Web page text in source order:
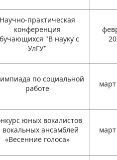
практическая
конференция
"В науку с
УлГУ"
по социальной
работе
юных вокалистов
вокальных ансамблей
«Весенние голоса»